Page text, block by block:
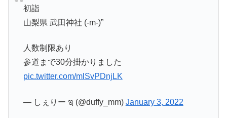
初詣
山梨県 武田神社 (-m-)”
人数制限あり
参道まで30分掛かりました
pic.twitter.com/mlSvPDnjLK
— しぇりー ಇ (@duffy_mm) January 3, 2022